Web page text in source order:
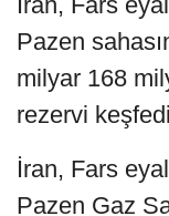
Pazen
milyar 168
rezervi
İran, Fars
Pazen Gaz